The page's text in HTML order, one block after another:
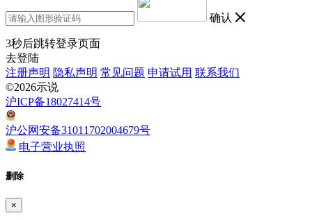
确认
3秒后跳转登录页面
去登陆
注册声明 隐私声明 常见问题 申请试用 联系我们
©2026示说
沪ICP备18027414号
沪公网安备31011702004679号
电子营业执照
删除
×